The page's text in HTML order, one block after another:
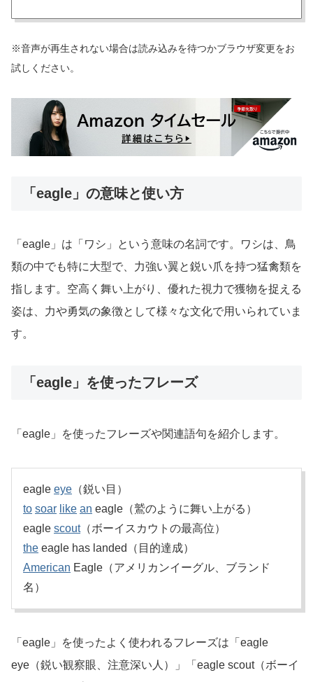
※音声が再生されない場合は読み込みを待つかブラウザ変更をお
試しください。
「eagle」の意味と使い方
「eagle」は「ワシ」という意味の名詞です。ワシは、鳥
類の中でも特に大型で、力強い翼と鋭い爪を持つ猛禽類を
指します。空高く舞い上がり、優れた視力で獲物を捉える
姿は、力や勇気の象徴として様々な文化で用いられていま
す。
「eagle」を使ったフレーズ
「eagle」を使ったフレーズや関連語句を紹介します。
eagle eye （鋭い目）
to soar like an eagle（鷲のように舞い上がる）
eagle scout（ボーイスカウトの最高位）
the eagle has landed（目的達成）
American Eagle（アメリカンイーグル、ブランド
名）
「eagle」を使ったよく使われるフレーズは「eagle
eye（鋭い観察眼、注意深い人）」「eagle scout（ボーイ